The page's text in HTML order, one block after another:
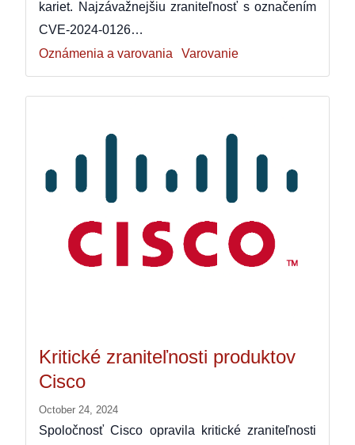
kariet. Najzávažnejšiu zraniteľnosť s označením
CVE‑2024‑0126…
Oznámenia a varovania
Varovanie
Kritické zraniteľnosti produktov
Cisco
October 24, 2024
Spoločnosť Cisco opravila kritické zraniteľnosti